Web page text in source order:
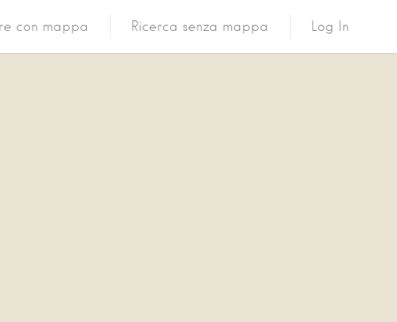
con mappa Ricerca senza mappa Log In